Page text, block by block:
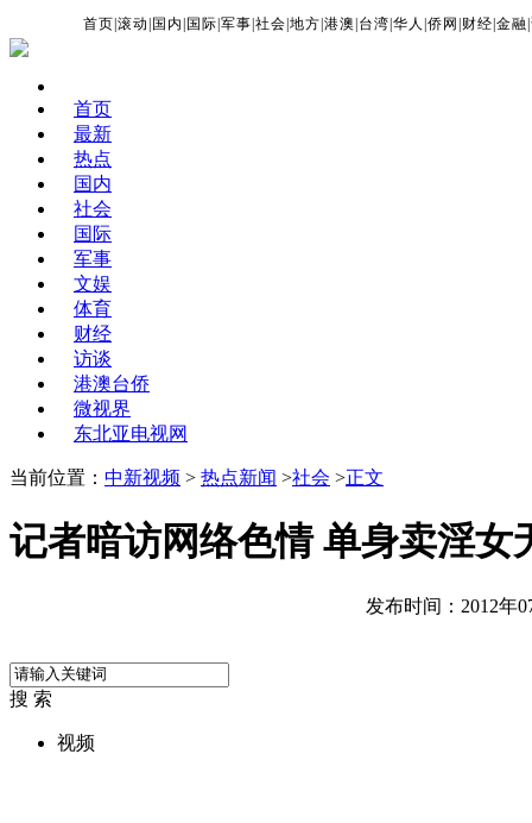
首页 |滚动 国内 国际 |军事 |社会 |地方 |港澳 台湾 |华人 |侨网 财经 |金融 |
首页
最新
热点
国内
社会
国际
军事
文娱
体育
财经
访谈
港澳台侨
微视界
东北亚电视网
当前位置： 中新视频 > 热点新闻 >社会 >正文
记者暗访网络色情 单身卖淫女
发布时间：2012年
搜 索
视频